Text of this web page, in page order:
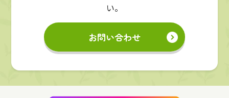
い。
お問い合わせ